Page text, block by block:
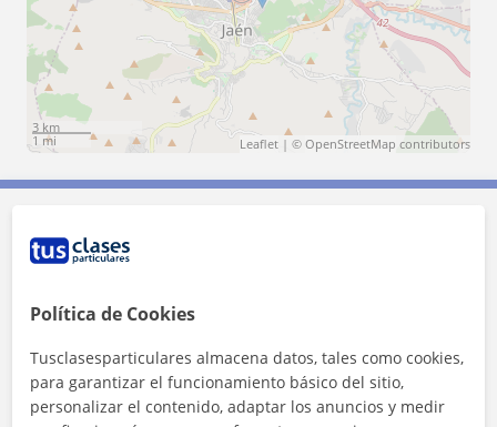
3 km
1 mi
Leaflet | © OpenStreetMap contributors
Contacta con Mª Isabel
Tarifa
1ª clase gratis
Política de Cookies
Tusclasesparticulares almacena datos, tales como cookies,
para garantizar el funcionamiento básico del sitio,
personalizar el contenido, adaptar los anuncios y medir